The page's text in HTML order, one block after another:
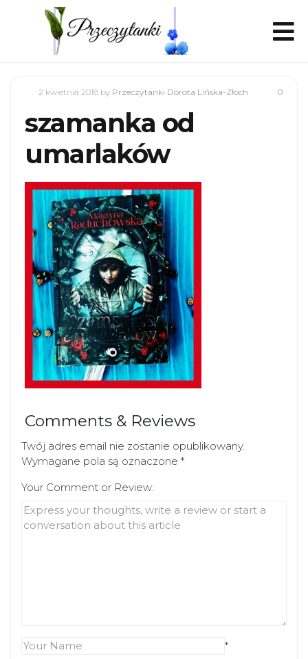
0
2 kwietnia 2018 by Przeczytanki Dorota Lińska-Złoch
szamanka od
umarlaków
Comments & Reviews
Twój adres email nie zostanie opublikowany.
Wymagane pola są oznaczone *
Your Comment or Review:
*